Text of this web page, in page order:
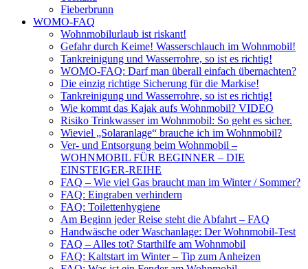
Fieberbrunn
WOMO-FAQ
Wohnmobilurlaub ist riskant!
Gefahr durch Keime! Wasserschlauch im Wohnmobil!
Tankreinigung und Wasserrohre, so ist es richtig!
WOMO-FAQ: Darf man überall einfach übernachten?
Die einzig richtige Sicherung für die Markise!
Tankreinigung und Wasserrohre, so ist es richtig!
Wie kommt das Kajak aufs Wohnmobil? VIDEO
Risiko Trinkwasser im Wohnmobil: So geht es sicher.
Wieviel „Solaranlage“ brauche ich im Wohnmobil?
Ver- und Entsorgung beim Wohnmobil –
WOHNMOBIL FÜR BEGINNER – DIE
EINSTEIGER-REIHE
FAQ – Wie viel Gas braucht man im Winter / Sommer?
FAQ: Eingraben verhindern
FAQ: Toilettenhygiene
Am Beginn jeder Reise steht die Abfahrt – FAQ
Handwäsche oder Waschanlage: Der Wohnmobil-Test
FAQ – Alles tot? Starthilfe am Wohnmobil
FAQ: Kaltstart im Winter – Tip zum Anheizen